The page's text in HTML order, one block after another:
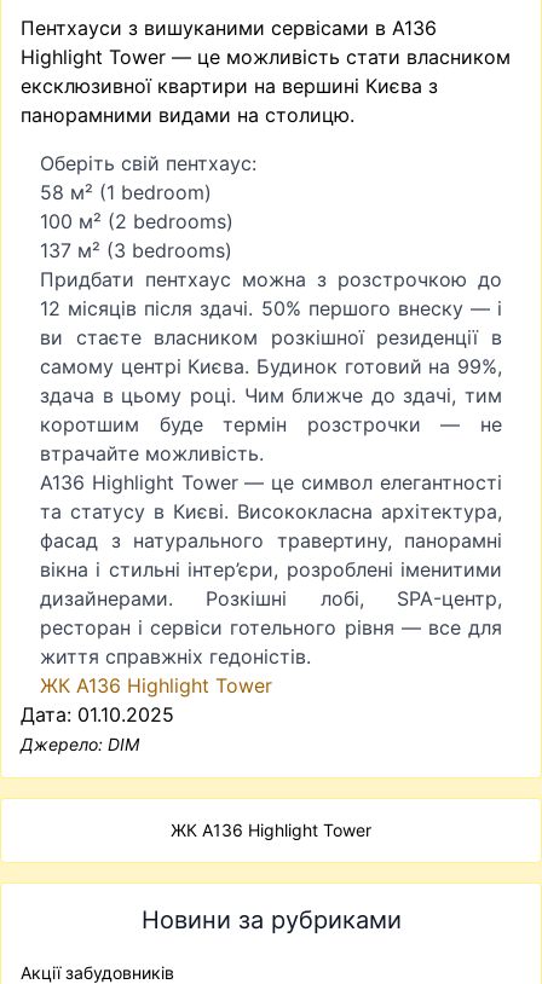
Пентхауси з вишуканими сервісами в А136
Highlight Tower — це можливість стати власником
ексклюзивної квартири на вершині Києва з
панорамними видами на столицю.
Оберіть свій пентхаус:
58 м² (1 bedroom)
100 м² (2 bedrooms)
137 м² (3 bedrooms)
Придбати пентхаус можна з розстрочкою до
12 місяців після здачі. 50% першого внеску — і
ви стаєте власником розкішної резиденції в
самому центрі Києва. Будинок готовий на 99%,
здача в цьому році. Чим ближче до здачі, тим
коротшим буде термін розстрочки — не
втрачайте можливість.
A136 Highlight Tower — це символ елегантності
та статусу в Києві. Висококласна архітектура,
фасад з натурального травертину, панорамні
вікна і стильні інтер’єри, розроблені іменитими
дизайнерами. Розкішні лобі, SPA-центр,
ресторан і сервіси готельного рівня — все для
життя справжніх гедоністів.
ЖК А136 Highlight Tower
Дата: 01.10.2025
Джерело: DIM
ЖК А136 Highlight Tower
Новини за рубриками
Акції забудовників